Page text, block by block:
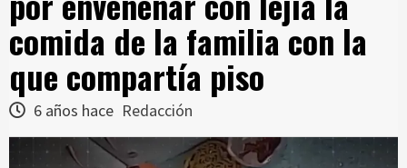
comida de la familia con la
que compartía piso
6 años hace Redacción